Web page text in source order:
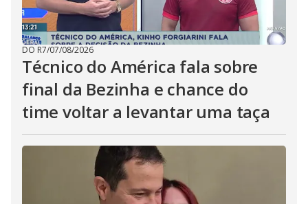
DO R7/07/08/2026
Técnico do América fala sobre
final da Bezinha e chance do
time voltar a levantar uma taça